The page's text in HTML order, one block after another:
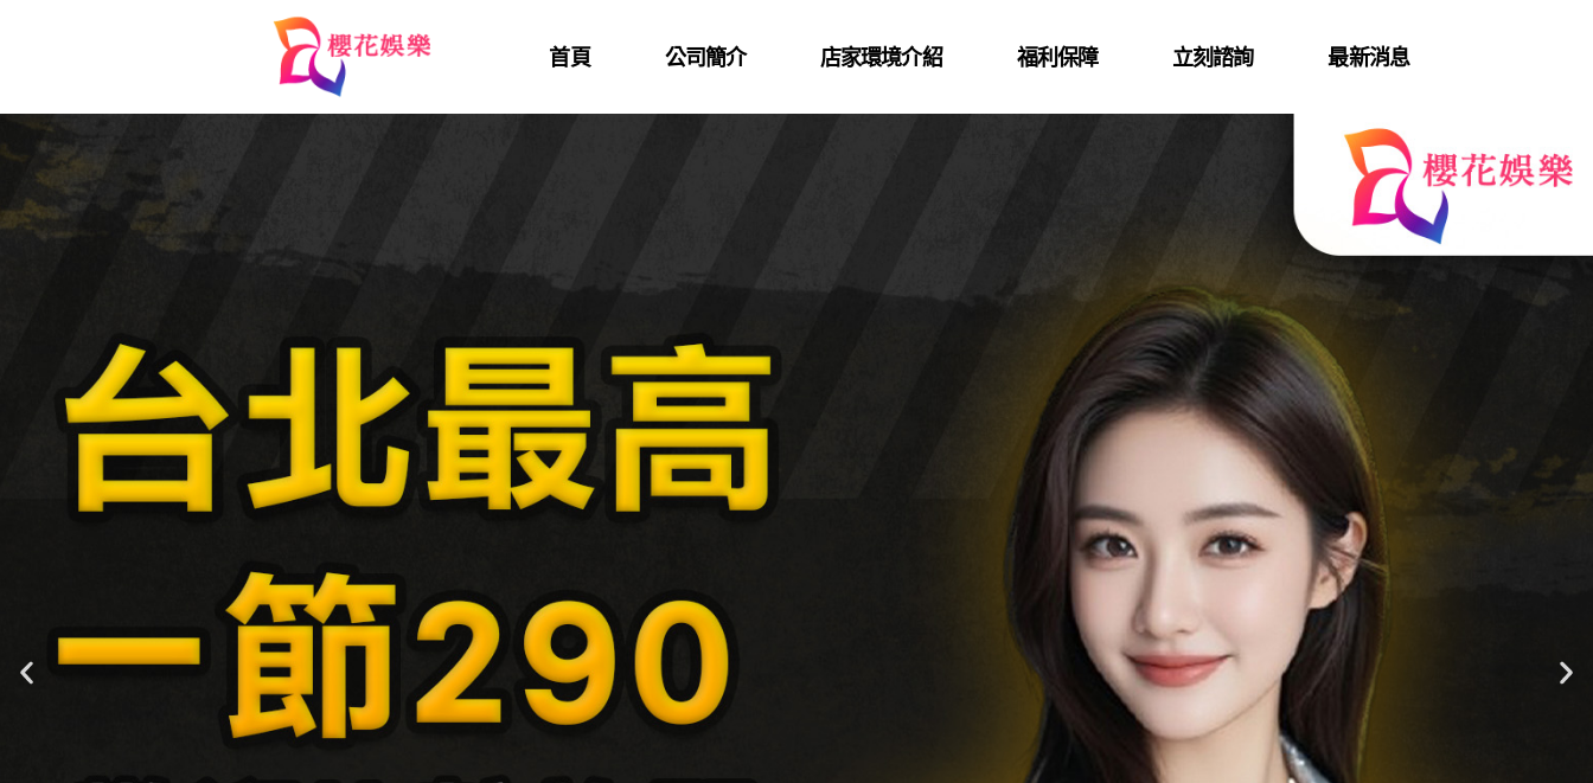
首頁 公司簡介 店家環境介紹 福利保障 立刻諮詢 最新消息